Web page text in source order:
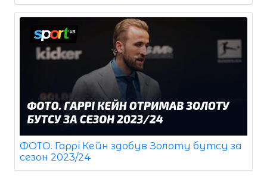
ФОТО. Гаррі Кейн здобув Золоту бутсу за
сезон 2023/24